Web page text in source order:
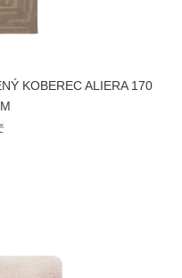
KOBEREC ALIERA 170